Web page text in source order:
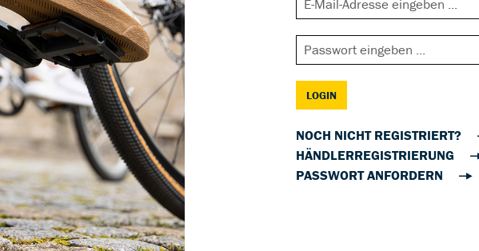
LOGIN
NOCH NICHT REGISTRIERT?
HÄNDLERREGISTRIERUNG
PASSWORT ANFORDERN